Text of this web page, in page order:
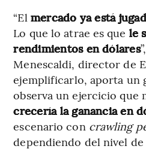
“El mercado ya está
Lo que lo atrae es que le
rendimientos en dólares
Menescaldi, director de
ejemplificarlo, aporta un
observa un ejercicio que
crecería la ganancia en
escenario con crawling
dependiendo del nivel de